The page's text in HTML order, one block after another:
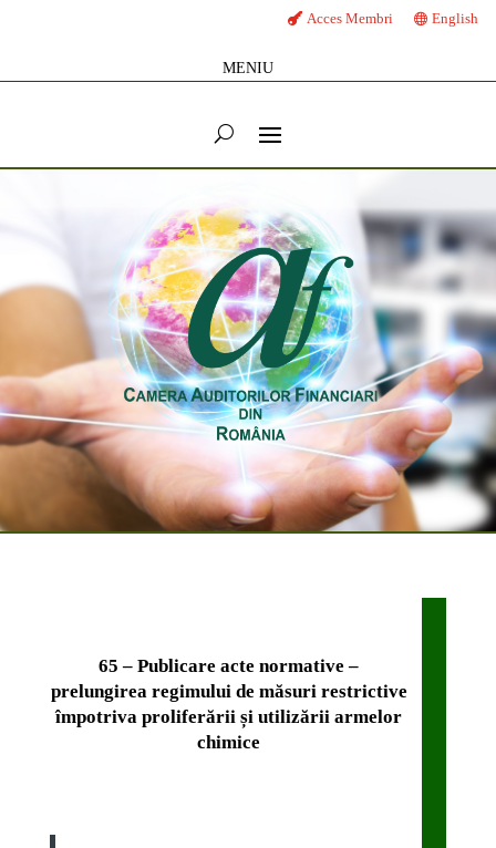
Acces Membri English
MENIU
65 – Publicare acte normative –
prelungirea regimului de măsuri restrictive
împotriva proliferării și utilizării armelor
chimice